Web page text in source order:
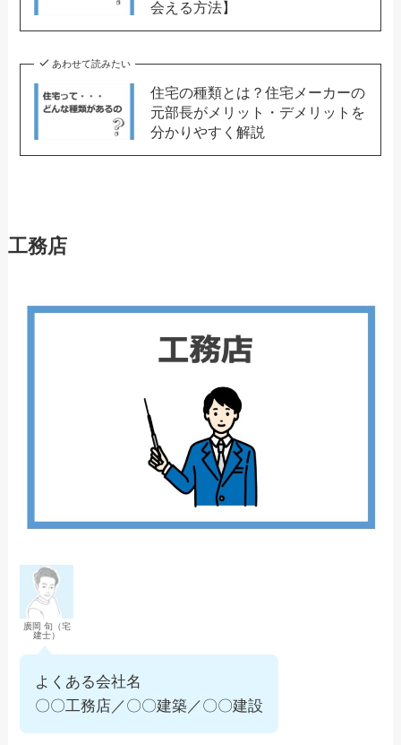
会える方法】
あわせて読みたい
住宅の種類とは？住宅メーカーの
元部長がメリット・デメリットを
分かりやすく解説
工務店
廣岡 旬（宅
建士）
よくある会社名
〇〇工務店／〇〇建築／〇〇建設